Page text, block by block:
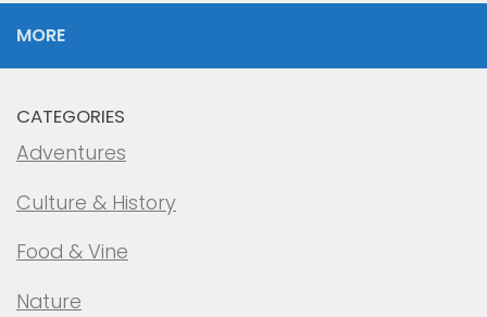
MORE
CATEGORIES
Adventures
Culture & History
Food & Vine
Nature